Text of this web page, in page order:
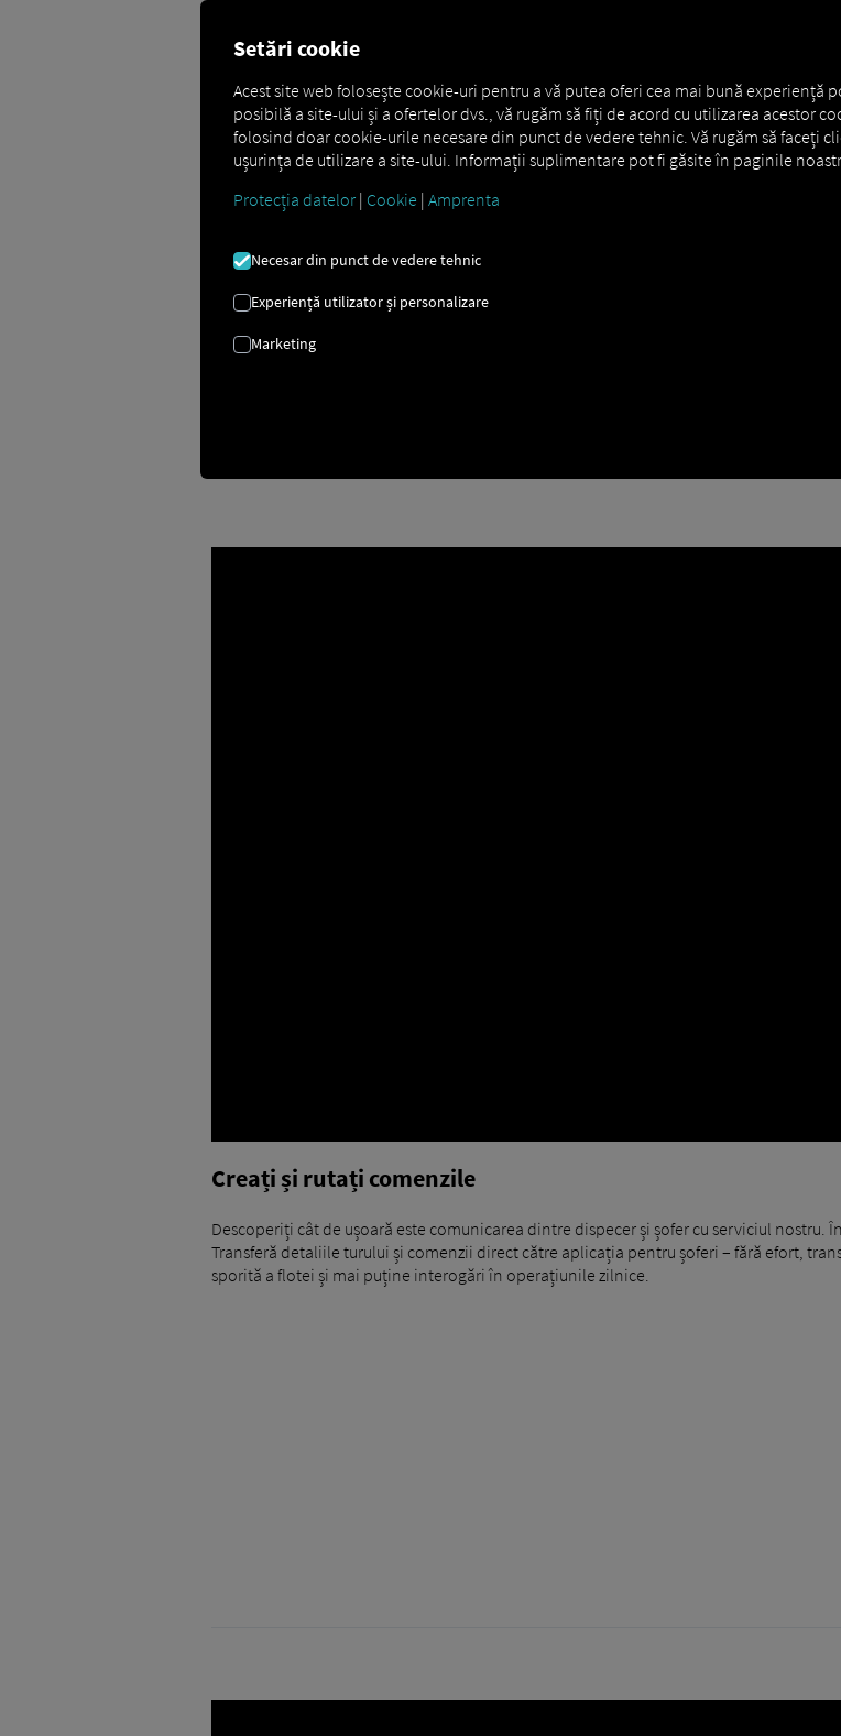
Comunicare eficientă între dispecerat și
transmiterea comenzilor, actualizări de stare sau funcția de chat: RIO face
sigură și mai transparentă.
Creați și rutați comenzile
Descoperiți cât de ușoară este comunicarea dintre dispecer și șofer cu serviciul nostru.
Transferă detaliile turului și comenzii direct către aplicația pentru șoferi – fără efort,
sporită a flotei și mai puține interogări în operațiunile zilnice.
Setări cookie
Acest site web folosește cookie-uri pentru a vă putea oferi cea mai bună experiență
posibilă a site-ului și a ofertelor dvs., vă rugăm să fiți de acord cu utilizarea acestor
folosind doar cookie-urile necesare din punct de vedere tehnic. Vă rugăm să faceți
ușurința de utilizare a site-ului. Informații suplimentare pot fi găsite în paginile
Protecția datelor | Cookie | Amprenta
Necesar din punct de vedere tehnic
Experiență utilizator și personalizare
Marketing